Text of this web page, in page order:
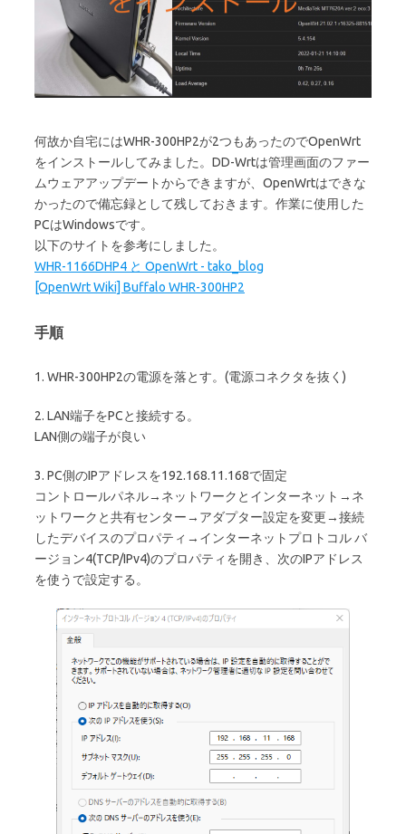
何故か自宅にはWHR-300HP2が2つもあったのでOpenWrt
をインストールしてみました。DD-Wrtは管理画面のファー
ムウェアアップデートからできますが、OpenWrtはできな
かったので備忘録として残しておきます。作業に使用した
PCはWindowsです。
以下のサイトを参考にしました。
WHR-1166DHP4 と OpenWrt - tako_blog
[OpenWrt Wiki] Buffalo WHR-300HP2
手順
1. WHR-300HP2の電源を落とす。(電源コネクタを抜く)
2. LAN端子をPCと接続する。
LAN側の端子が良い
3. PC側のIPアドレスを192.168.11.168で固定
コントロールパネル→ネットワークとインターネット→ネ
ットワークと共有センター→アダプター設定を変更→接続
したデバイスのプロパティ→インターネットプロトコル バ
ージョン4(TCP/IPv4)のプロパティを開き、次のIPアドレス
を使うで設定する。